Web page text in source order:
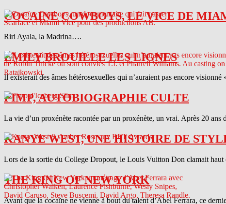
COCAINE COWBOYS, LE VICE DE
Riri Ayala, la Madrina….
EMILY BROUILLE LES LIGNES
Il existerait des âmes hétérosexuelles qui n’auraient pas encore
PIMP, AUTOBIOGRAPHIE CULTE
La vie d’un proxénète racontée par un proxénète, un vrai. Après 20
KANYE WEST, UNE HISTOIRE DE
Lors de la sortie du College Dropout, le Louis Vuitton Don clamait haut
THE KING OF NEW YORK
Avant que la cocaïne ne vienne à bout du talent d’Abel Ferrara, ce